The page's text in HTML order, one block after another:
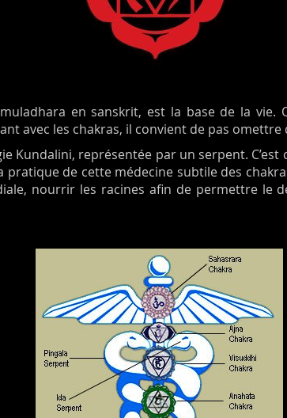
en sanskrit, est la base de la vie.
avec les chakras, il convient de pas
Kundalini, représentée par un serpent.
pratique de cette médecine subtile des
nourrir les racines afin de permettre le